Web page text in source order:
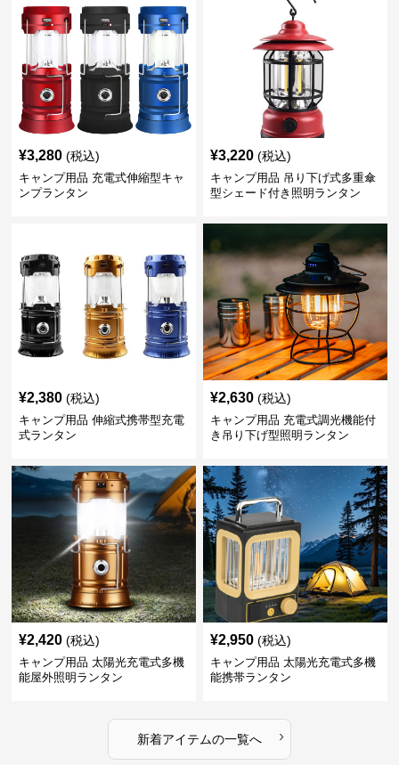
¥3,280 (税込)
キャンプ用品 充電式伸縮型キャ
ンプランタン
¥3,220 (税込)
キャンプ用品 吊り下げ式多重傘
型シェード付き照明ランタン
¥2,380 (税込)
キャンプ用品 伸縮式携帯型充電
式ランタン
¥2,630 (税込)
キャンプ用品 充電式調光機能付
き吊り下げ型照明ランタン
¥2,420 (税込)
キャンプ用品 太陽光充電式多機
能屋外照明ランタン
¥2,950 (税込)
キャンプ用品 太陽光充電式多機
能携帯ランタン
新着アイテムの一覧へ ›